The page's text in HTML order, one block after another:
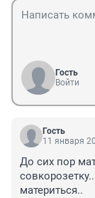
Гость
Войти
Гость
11 января
До сих пор
материться..